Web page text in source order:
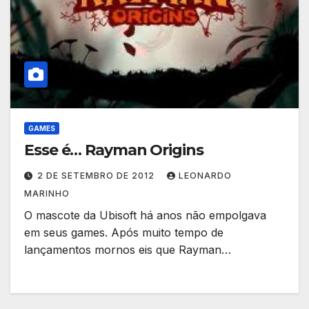
GAMES
Esse é… Rayman Origins
2 DE SETEMBRO DE 2012
LEONARDO
MARINHO
O mascote da Ubisoft há anos não empolgava
em seus games. Após muito tempo de
lançamentos mornos eis que Rayman…